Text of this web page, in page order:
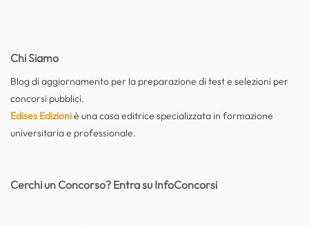
Chi Siamo
Blog di aggiornamento per la preparazione di test e selezioni per
concorsi pubblici.
Edises Edizioniè una casa editrice specializzata in formazione
universitaria e professionale.
Cerchi un Concorso? Entra su InfoConcorsi